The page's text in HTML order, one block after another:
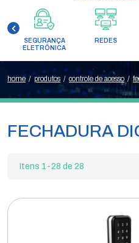
SEGURANÇA
ELETRÔNICA
REDES
home / produtos / controle de acesso /
FECHADURA
Itens 1-28 de 28